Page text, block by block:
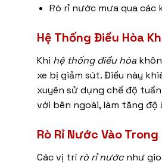
Rò rỉ nước mưa qua các
Hệ Thống Điều Hòa
Khi hệ thống điều hòa
xe bị giảm sút. Điều này
xuyên sử dụng chế độ
với bên ngoài, làm tăng độ
Rò Rỉ Nước Vào Trong
Các vị trí rò rỉ nước như